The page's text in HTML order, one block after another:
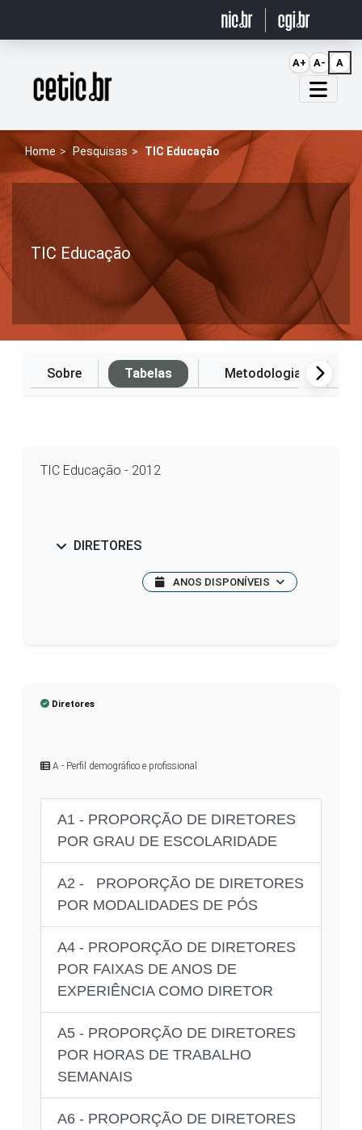
Página inicial
Home Pesquisas TIC Educação
TIC Educação
Sobre Tabelas Metodologia
TIC Educação - 2012
DIRETORES
ANOS DISPONÍVEIS
Diretores
A - Perfil demográfico e profissional
A1 - PROPORÇÃO DE DIRETORES
POR GRAU DE ESCOLARIDADE
A2 - PROPORÇÃO DE DIRETORES
POR MODALIDADES DE PÓS
A4 - PROPORÇÃO DE DIRETORES
POR FAIXAS DE ANOS DE
EXPERIÊNCIA COMO DIRETOR
A5 - PROPORÇÃO DE DIRETORES
POR HORAS DE TRABALHO
SEMANAIS
A6 - PROPORÇÃO DE DIRETORES
A+ A- A